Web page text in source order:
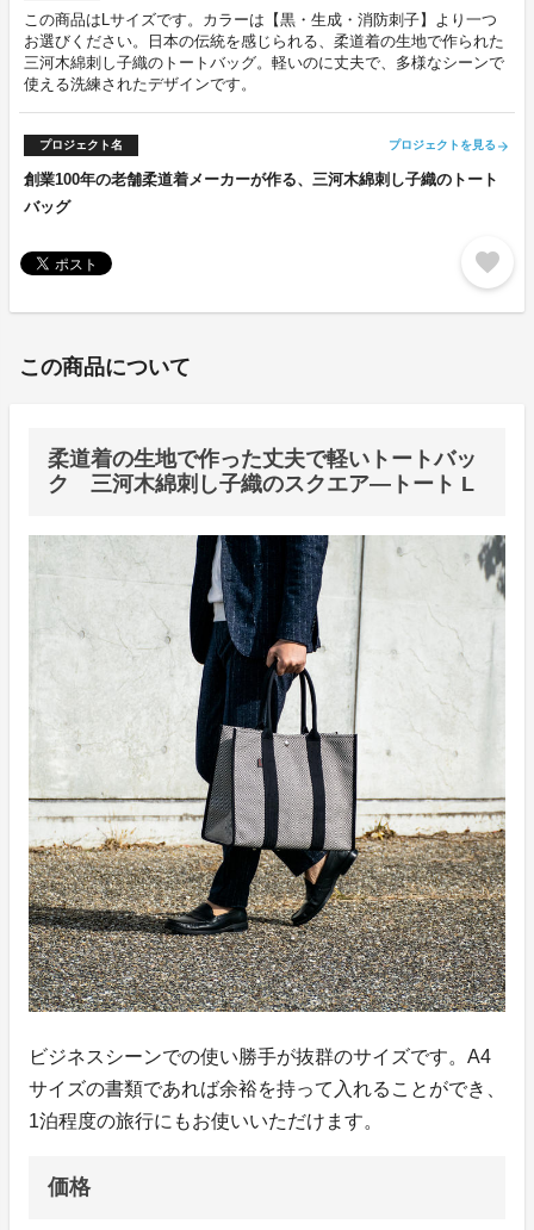
この商品はLサイズです。カラーは【黒・生成・消防刺子】より一つ
お選びください。日本の伝統を感じられる、柔道着の生地で作られた
三河木綿刺し子織のトートバッグ。軽いのに丈夫で、多様なシーンで
使える洗練されたデザインです。
プロジェクト名 プロジェクトを見る arrow_forward
創業100年の老舗柔道着メーカーが作る、三河木綿刺し子織のトート
バッグ
favorite
この商品について
柔道着の生地で作った丈夫で軽いトートバッ
ク 三河木綿刺し子織のスクエア―トート L
ビジネスシーンでの使い勝手が抜群のサイズです。A4
サイズの書類であれば余裕を持って入れることができ、
1泊程度の旅行にもお使いいただけます。
価格